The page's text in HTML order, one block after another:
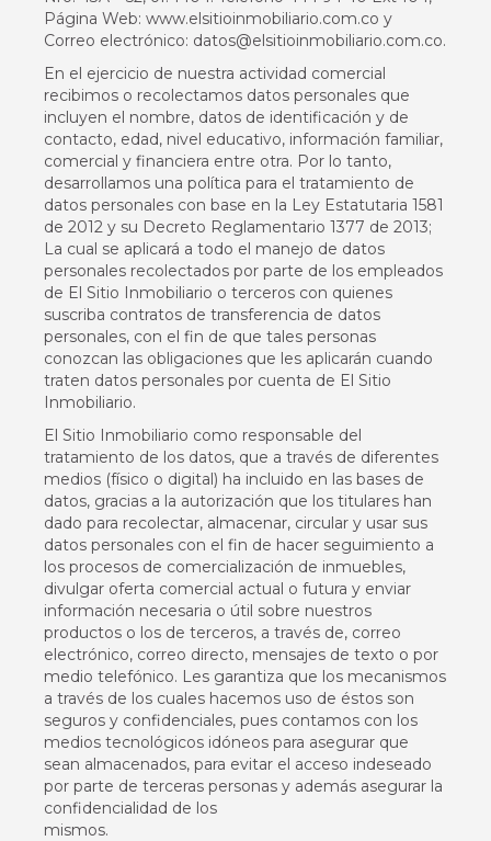
Página Web: www.elsitioinmobiliario.com.co y
Correo electrónico: datos@elsitioinmobiliario.com.co.
En el ejercicio de nuestra actividad comercial
recibimos o recolectamos datos personales que
incluyen el nombre, datos de identificación y de
contacto, edad, nivel educativo, información familiar,
comercial y financiera entre otra. Por lo tanto,
desarrollamos una política para el tratamiento de
datos personales con base en la Ley Estatutaria 1581
de 2012 y su Decreto Reglamentario 1377 de 2013;
La cual se aplicará a todo el manejo de datos
personales recolectados por parte de los empleados
de El Sitio Inmobiliario o terceros con quienes
suscriba contratos de transferencia de datos
personales, con el fin de que tales personas
conozcan las obligaciones que les aplicarán cuando
traten datos personales por cuenta de El Sitio
Inmobiliario.
El Sitio Inmobiliario como responsable del
tratamiento de los datos, que a través de diferentes
medios (físico o digital) ha incluido en las bases de
datos, gracias a la autorización que los titulares han
dado para recolectar, almacenar, circular y usar sus
datos personales con el fin de hacer seguimiento a
los procesos de comercialización de inmuebles,
divulgar oferta comercial actual o futura y enviar
información necesaria o útil sobre nuestros
productos o los de terceros, a través de, correo
electrónico, correo directo, mensajes de texto o por
medio telefónico. Les garantiza que los mecanismos
a través de los cuales hacemos uso de éstos son
seguros y confidenciales, pues contamos con los
medios tecnológicos idóneos para asegurar que
sean almacenados, para evitar el acceso indeseado
por parte de terceras personas y además asegurar la
confidencialidad de los
mismos.